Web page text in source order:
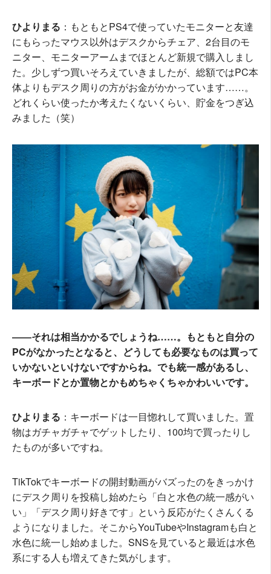
ひよりまる ：もともとPS4で使っていたモニターと友達
にもらったマウス以外はデスクからチェア、2台目のモ
ニター、モニターアームまでほとんど新規で購入しまし
た。少しずつ買いそろえていきましたが、総額ではPC本
体よりもデスク周りの方がお金がかかっています……。
どれくらい使ったか考えたくないくらい、貯金をつぎ込
みました（笑）
――それは相当かかるでしょうね……。もともと自分の
PCがなかったとなると、どうしても必要なものは買って
いかないといけないですからね。でも統一感があるし、
キーボードとか置物とかもめちゃくちゃかわいいです。
ひよりまる ：キーボードは一目惚れして買いました。置
物はガチャガチャでゲットしたり、100均で買ったりし
たものが多いですね。
TikTokでキーボードの開封動画がバズったのをきっかけ
にデスク周りを投稿し始めたら「白と水色の統一感がい
い」「デスク周り好きです」という反応がたくさんくる
ようになりました。そこからYouTubeやInstagramも白と
水色に統一し始めました。SNSを見ていると最近は水色
系にする人も増えてきた気がします。